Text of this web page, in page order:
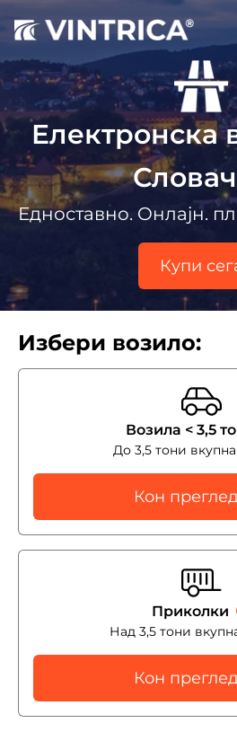
Eлектронска
Едноставно. Oнлајн.
Купи
Избери возило:
Возила < 3,5
До 3,5 тони
Кон
Приколки
Над 3,5 тони
Кон